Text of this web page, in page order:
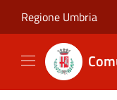
Regione Umbria